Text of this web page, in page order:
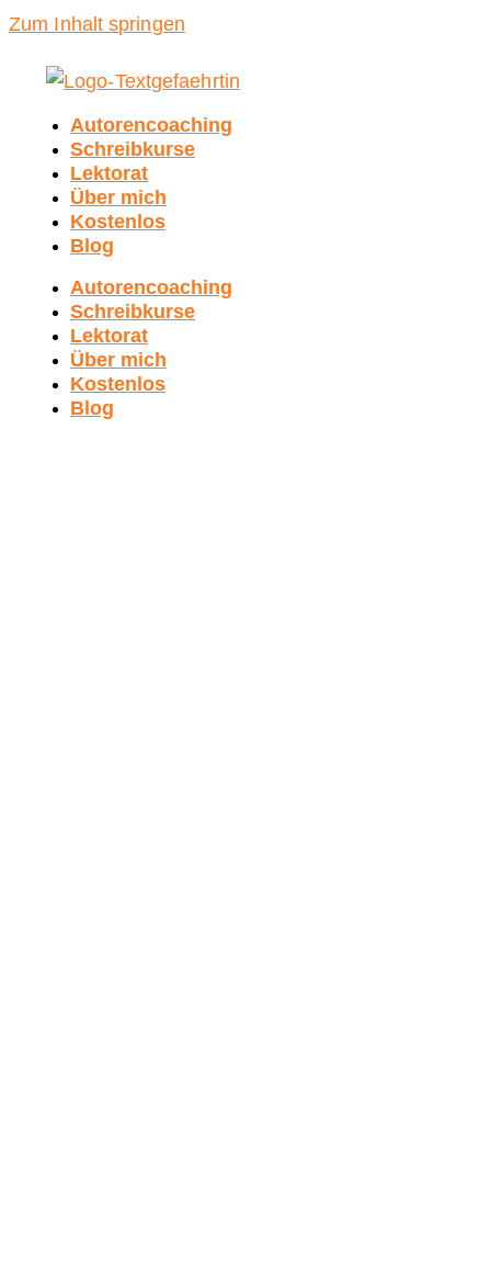
Zum Inhalt springen
Autorencoaching
Schreibkurse
Lektorat
Über mich
Kostenlos
Blog
Autorencoaching
Schreibkurse
Lektorat
Über mich
Kostenlos
Blog